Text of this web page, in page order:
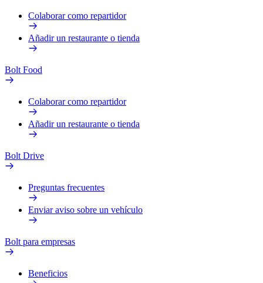
Colaborar como repartidor
Añadir un restaurante o tienda
Bolt Food
Colaborar como repartidor
Añadir un restaurante o tienda
Bolt Drive
Preguntas frecuentes
Enviar aviso sobre un vehículo
Bolt para empresas
Beneficios